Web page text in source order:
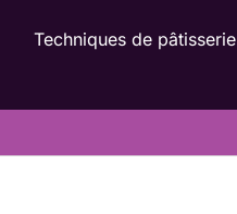
Techniques de pâtisserie